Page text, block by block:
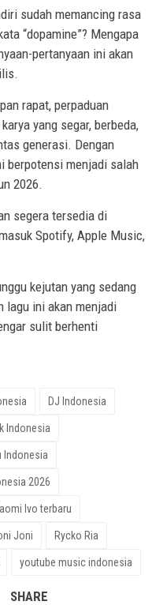
sudah memancing rasa
“dopamine”? Mengapa
pertanyaan ini akan
rapat, perpaduan
yang segar, berbeda,
generasi. Dengan
berpotensi menjadi salah
2026.
segera tersedia di
Spotify, Apple Music,
kejutan yang sedang
lagu ini akan menjadi
sulit berhenti
DJ Indonesia
Indonesia
Indonesia
2026
Ivo terbaru
Joni Rycko Ria
youtube music indonesia
SHARE